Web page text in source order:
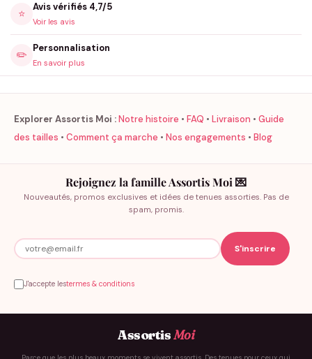
⭐
Avis vérifiés 4,7/5
Voir les avis
✏️
Personnalisation
En savoir plus
Explorer Assortis Moi :Notre histoire • FAQ • Livraison • Guide
des tailles • Comment ça marche • Nos engagements • Blog
Rejoignez la famille Assortis Moi 💌
Nouveautés, promos exclusives et idées de tenues assorties. Pas de
spam, promis.
J'accepte lestermes & conditions
AssortisMoi